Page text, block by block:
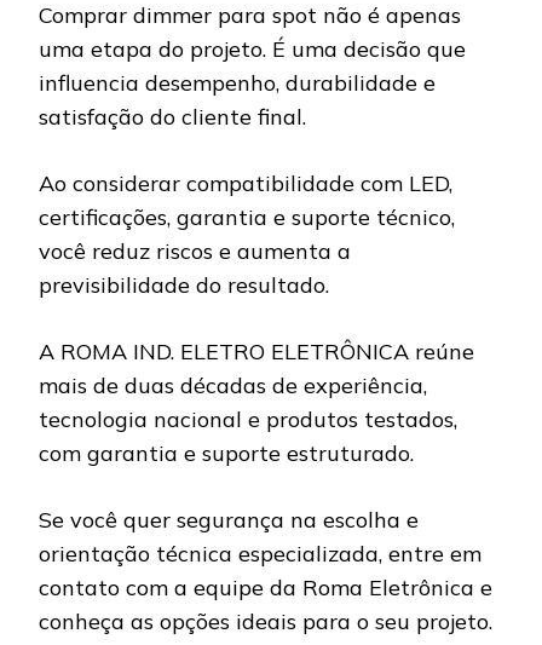
Comprar dimmer para spot não é apenas
uma etapa do projeto. É uma decisão que
influencia desempenho, durabilidade e
satisfação do cliente final.
Ao considerar compatibilidade com LED,
certificações, garantia e suporte técnico,
você reduz riscos e aumenta a
previsibilidade do resultado.
A ROMA IND. ELETRO ELETRÔNICA reúne
mais de duas décadas de experiência,
tecnologia nacional e produtos testados,
com garantia e suporte estruturado.
Se você quer segurança na escolha e
orientação técnica especializada, entre em
contato com a equipe da Roma Eletrônica e
conheça as opções ideais para o seu projeto.